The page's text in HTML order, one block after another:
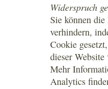
Widerspruch
Sie können
verhindern,
Cookie
dieser
Mehr
Analytics